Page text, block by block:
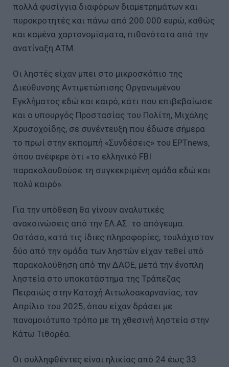
πολλά φυσίγγια διαφόρων διαμετρημάτων και
πυροκροτητές και πάνω από 200.000 ευρώ, καθώς
και καμένα χαρτονομίσματα, πιθανότατα από την
ανατίναξη ΑΤΜ.
Οι ληστές είχαν μπει στο μικροσκόπιο της
Διεύθυνσης Αντιμετώπισης Οργανωμένου
Εγκλήματος εδώ και καιρό, κάτι που επιβεβαίωσε
και ο υπουργός Προστασίας του Πολίτη, Μιχάλης
Χρυσοχοΐδης, σε συνέντευξη που έδωσε σήμερα
το πρωί στην εκπομπή «Συνδέσεις» του ΕΡΤnews,
όπου ανέφερε ότι «το ελληνικό FBI
παρακολουθούσε τη συγκεκριμένη ομάδα εδώ και
πολύ καιρό».
Για την υπόθεση θα γίνουν αναλυτικές
ανακοινώσεις από την ΕΛ.ΑΣ. το απόγευμα.
Ωστόσο, κατά τις ίδιες πληροφορίες, τουλάχιστον
δύο από την ομάδα των ληστών είχαν τεθεί υπό
παρακολούθηση από την ΔΑΟΕ, μετά την ένοπλη
ληστεία στο υποκατάστημα της Τράπεζας
Πειραιώς στην Κατοχή Αιτωλοακαρνανίας, τον
Απρίλιο του 2025, όπου είχαν δράσει με
πανομοιότυπο τρόπο με τη χθεσινή ληστεία στην
Κάτω Τιθορέα.
Οι συλληφθέντες είναι ηλικίας από 24 έως 33